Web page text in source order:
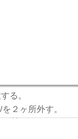
る。
２ヶ所外す。